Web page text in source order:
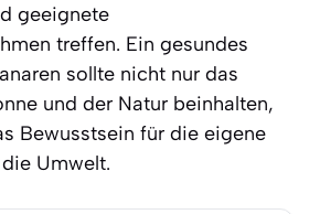
geeignete
treffen. Ein gesundes
sollte nicht nur das
und der Natur beinhalten,
Bewusstsein für die eigene
Umwelt.